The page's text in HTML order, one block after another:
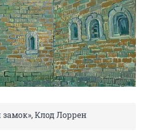
Клод Лоррен